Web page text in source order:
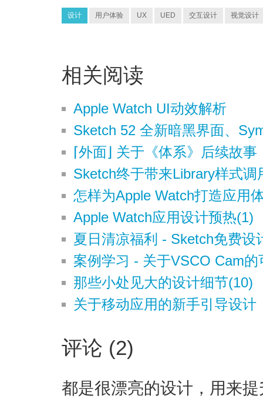
设计 用户体验 UX UED 交互设计 视觉设计
相关阅读
Apple Watch UI动效解析
Sketch 52 全新暗黑界面、
⌈外面⌋ 关于《体系》后续故
Sketch终于带来Library样式调
怎样为Apple Watch打造应用
Apple Watch应用设计预热(1)
夏日清凉福利 - Sketch免费设
案例学习 - 关于VSCO Cam的
那些小处见大的设计细节(10)
关于移动应用的新手引导设计
评论 (2)
都是很漂亮的设计，用来